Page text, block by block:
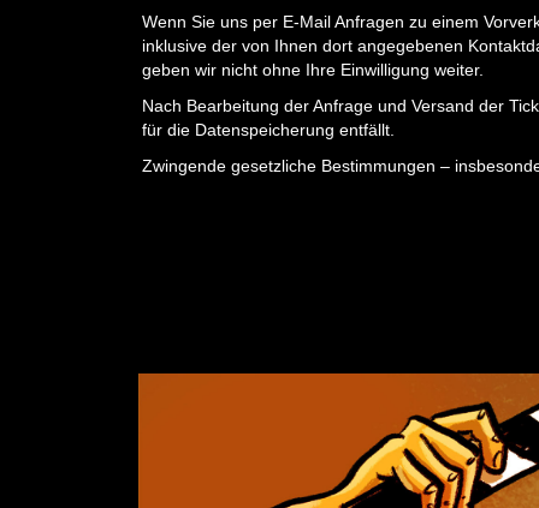
Wenn Sie uns per E-Mail Anfragen zu einem
inklusive der von Ihnen dort angegebenen
geben wir nicht ohne Ihre Einwilligung weiter.
Nach Bearbeitung der Anfrage und Versand der
für die Datenspeicherung entfällt.
Zwingende gesetzliche Bestimmungen –